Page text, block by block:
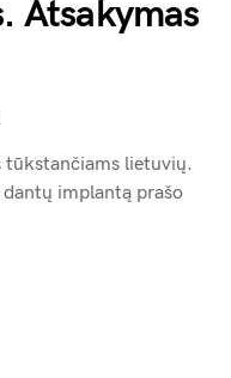
Atsakymas
tūkstančiams lietuvių.
implantą prašo